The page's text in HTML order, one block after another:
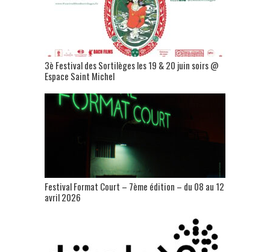
3è Festival des Sortilèges les 19 & 20 juin soirs @
Espace Saint Michel
Festival Format Court – 7ème édition – du 08 au 12
avril 2026